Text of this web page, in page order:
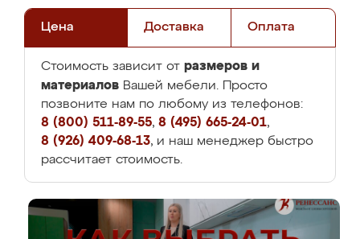
Цена Доставка Оплата
Стоимость зависит от размеров и
материалов Вашей мебели. Просто
позвоните нам по любому из телефонов:
8 (800) 511-89-55, 8 (495) 665-24-01,
8 (926) 409-68-13, и наш менеджер быстро
рассчитает стоимость.